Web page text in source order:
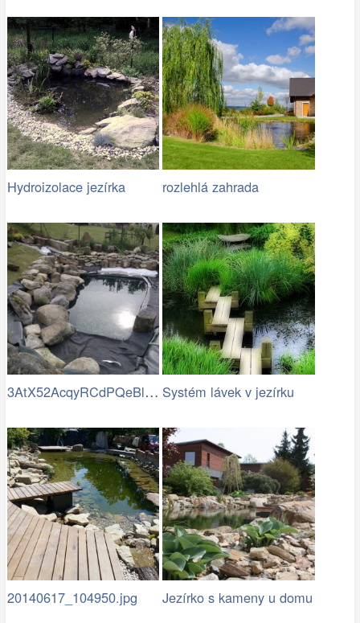
Hydroizolace jezírka rozlehlá zahrada
3AtX52AcqyRCdPQeBlSciXoEugVrbvqBJTPN0Dx… Systém lávek v jezírku
20140617_104950.jpg Jezírko s kameny u domu